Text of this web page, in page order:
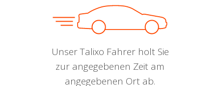
Unser Talixo Fahrer holt Sie
zur angegebenen Zeit am
angegebenen Ort ab.